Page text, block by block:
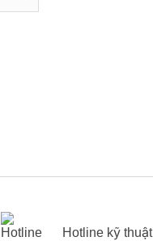
Hotline kỹ thuật